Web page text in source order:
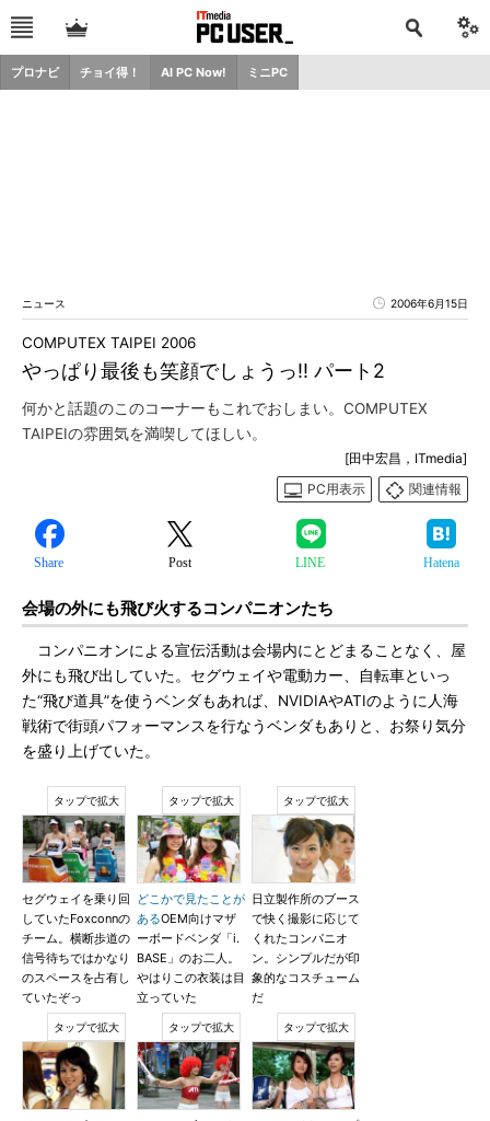
プロナビ チョイ得！ AI PC Now! ミニPC
ニュース 2006年6月15日
やっぱり最後も笑顔でしょうっ!! パート2
COMPUTEX TAIPEI 2006
何かと話題のこのコーナーもこれでおしまい。COMPUTEX
TAIPEIの雰囲気を満喫してほしい。
[田中宏昌，ITmedia]
PC用表示
関連情報
Share Post LINE Hatena
会場の外にも飛び火するコンパニオンたち
コンパニオンによる宣伝活動は会場内にとどまることなく、屋
外にも飛び出していた。セグウェイや電動カー、自転車といっ
た“飛び道具”を使うベンダもあれば、NVIDIAやATIのように人海
戦術で街頭パフォーマンスを行なうベンダもありと、お祭り気分
を盛り上げていた。
セグウェイを乗り回
していたFoxconnの
チーム。横断歩道の
信号待ちではかなり
のスペースを占有し
ていたぞっ
どこかで見たことが
あるOEM向けマザ
ーボードベンダ「i.
BASE」のお二人。
やはりこの衣装は目
立っていた
日立製作所のブース
で快く撮影に応じて
くれたコンパニオ
ン。シンプルだが印
象的なコスチューム
だ